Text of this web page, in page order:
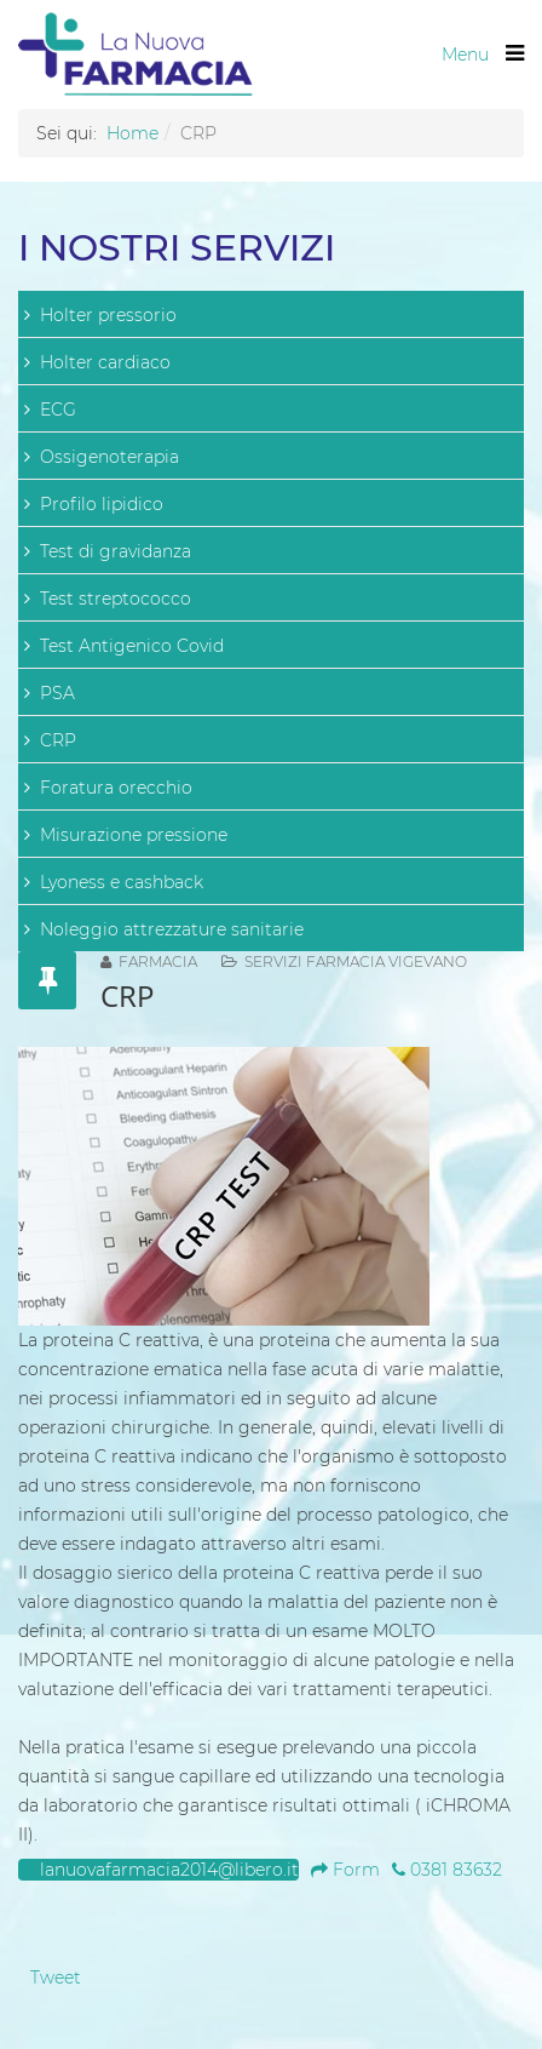
Menu
Sei qui: Home CRP
I NOSTRI SERVIZI
Holter pressorio
Holter cardiaco
ECG
Ossigenoterapia
Profilo lipidico
Test di gravidanza
Test streptococco
Test Antigenico Covid
PSA
CRP
Foratura orecchio
Misurazione pressione
Lyoness e cashback
Noleggio attrezzature sanitarie
FARMACIA SERVIZI FARMACIA VIGEVANO
CRP
La proteina C reattiva, è una proteina che aumenta la sua
concentrazione ematica nella fase acuta di varie malattie,
nei processi infiammatori ed in seguito ad alcune
operazioni chirurgiche. In generale, quindi, elevati livelli di
proteina C reattiva indicano che l'organismo è sottoposto
ad uno stress considerevole, ma non forniscono
informazioni utili sull'origine del processo patologico, che
deve essere indagato attraverso altri esami.
Il dosaggio sierico della proteina C reattiva perde il suo
valore diagnostico quando la malattia del paziente non è
definita; al contrario si tratta di un esame MOLTO
IMPORTANTE nel monitoraggio di alcune patologie e nella
valutazione dell'efficacia dei vari trattamenti terapeutici.
Nella pratica l'esame si esegue prelevando una piccola
quantità si sangue capillare ed utilizzando una tecnologia
da laboratorio che garantisce risultati ottimali ( iCHROMA
II).
lanuovafarmacia2014@libero.it
Form 0381 83632
Tweet